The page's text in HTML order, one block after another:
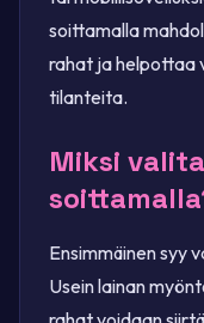
soittamalla
rahat ja helpottaa
tilanteita.
Miksi
Ensimmäinen syy
Usein lainan